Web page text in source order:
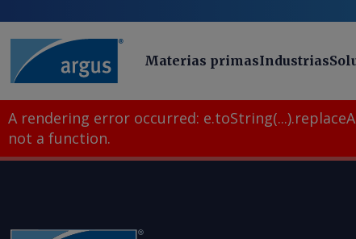
Materias primasIndustrias
A rendering error occurred:
not a function.